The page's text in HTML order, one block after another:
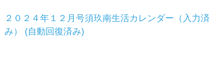
２０２４年１２月号須玖南生活カレンダー（入力済
み） (自動回復済み)